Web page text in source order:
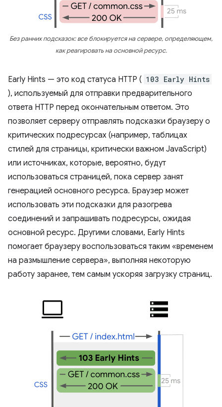
Без ранних подсказок: все блокируется на сервере, определяющем,
как реагировать на основной ресурс.
Early Hints — это код статуса HTTP ( 103 Early Hints
), используемый для отправки предварительного
ответа HTTP перед окончательным ответом. Это
позволяет серверу отправлять подсказки браузеру о
критических подресурсах (например, таблицах
стилей для страницы, критически важном JavaScript)
или источниках, которые, вероятно, будут
использоваться страницей, пока сервер занят
генерацией основного ресурса. Браузер может
использовать эти подсказки для разогрева
соединений и запрашивать подресурсы, ожидая
основной ресурс. Другими словами, Early Hints
помогает браузеру воспользоваться таким «временем
на размышление сервера», выполняя некоторую
работу заранее, тем самым ускоряя загрузку страниц.